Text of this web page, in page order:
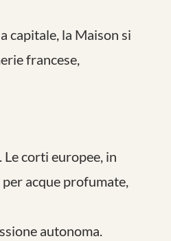
capitale, la Maison si
francese,
corti europee, in
acque profumate,
autonoma.